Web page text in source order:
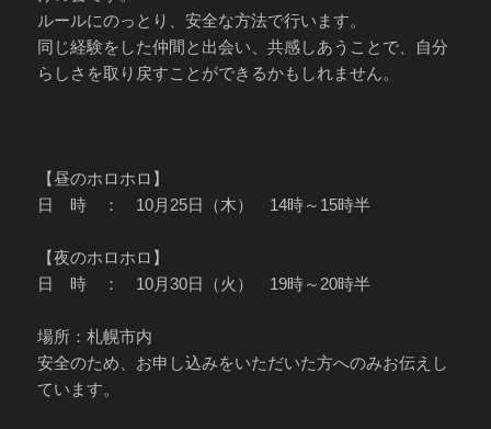
ルールにのっとり、安全な方法で行います。
同じ経験をした仲間と出会い、共感しあうことで、自分
らしさを取り戻すことができるかもしれません。
【昼のホロホロ】
日 時 ： 10月25日（木） 14時～15時半
【夜のホロホロ】
日 時 ： 10月30日（火） 19時～20時半
場所：札幌市内
安全のため、お申し込みをいただいた方へのみお伝えし
ています。